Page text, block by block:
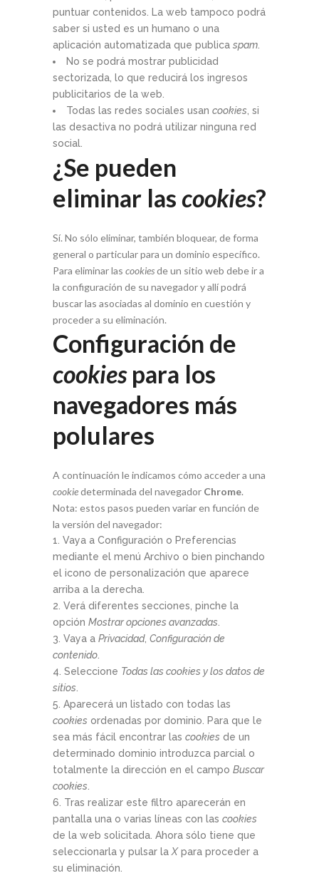
puntuar contenidos. La web tampoco podrá
saber si usted es un humano o una
aplicación automatizada que publica spam.
No se podrá mostrar publicidad
sectorizada, lo que reducirá los ingresos
publicitarios de la web.
Todas las redes sociales usan cookies, si
las desactiva no podrá utilizar ninguna red
social.
¿Se pueden
eliminar lascookies?
Sí. No sólo eliminar, también bloquear, de forma
general o particular para un dominio específico.
Para eliminar las cookiesde un sitio web debe ir a
la configuración de su navegador y allí podrá
buscar las asociadas al dominio en cuestión y
proceder a su eliminación.
Configuración de
cookiespara los
navegadores más
polulares
A continuación le indicamos cómo acceder a una
cookiedeterminada del navegador Chrome.
Nota: estos pasos pueden variar en función de
la versión del navegador:
Vaya a Configuración o Preferencias
mediante el menú Archivo o bien pinchando
el icono de personalización que aparece
arriba a la derecha.
Verá diferentes secciones, pinche la
opción Mostrar opciones avanzadas.
Vaya a Privacidad, Configuración de
contenido.
Seleccione Todas las cookies y los datos de
sitios.
Aparecerá un listado con todas las
cookies ordenadas por dominio. Para que le
sea más fácil encontrar las cookies de un
determinado dominio introduzca parcial o
totalmente la dirección en el campo Buscar
cookies.
Tras realizar este filtro aparecerán en
pantalla una o varias líneas con las cookies
de la web solicitada. Ahora sólo tiene que
seleccionarla y pulsar laXpara proceder a
su eliminación.